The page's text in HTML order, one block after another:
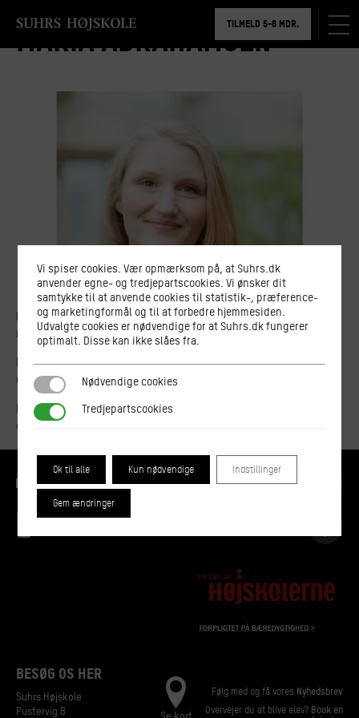
TILMELD 5-6 MDR.
Maria Abrahamsen
Maria Abrahamsen er uddannet humanist med speciale i
madkulturelle bevægelser globalt og nationalt.
Maria er co-founder afRub & Stubog har bred erfaring med
undervisning om madspild og bæredygtighed.
Derudover har Maria stor organisatorisk erfaring med udvikling
og afvikling af madevents med bæredygtighed i fokus.
kontakt@suhrs.dk
BESØG OS HER
Suhrs Højskole
Pustervig 8
Følg med og få vores Nyhedsbrev
Overvejer du at blive elev? Book en
Vi spiser cookies. Vær opmærksom på, at Suhrs.dk
anvender egne- og tredjepartscookies. Vi ønsker dit
samtykke til at anvende cookies til statistik-, præference-
og marketingformål og til at forbedre hjemmesiden.
Udvalgte cookies er nødvendige for at Suhrs.dk fungerer
optimalt. Disse kan ikke slåes fra.
Nødvendige cookies
Nødvendige cookies
Tredjepartscookies
Tredjepartscookies
Ok til alle Kun nødvendige Indstillinger
Gem ændringer